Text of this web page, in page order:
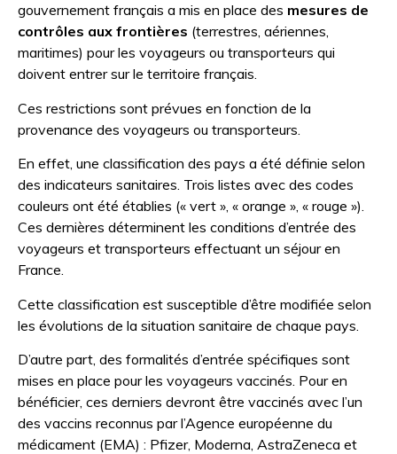
gouvernement français a mis en place des mesures de
contrôles aux frontières (terrestres, aériennes,
maritimes) pour les voyageurs ou transporteurs qui
doivent entrer sur le territoire français.
Ces restrictions sont prévues en fonction de la
provenance des voyageurs ou transporteurs.
En effet, une classification des pays a été définie selon
des indicateurs sanitaires. Trois listes avec des codes
couleurs ont été établies (« vert », « orange », « rouge »).
Ces dernières déterminent les conditions d’entrée des
voyageurs et transporteurs effectuant un séjour en
France.
Cette classification est susceptible d’être modifiée selon
les évolutions de la situation sanitaire de chaque pays.
D’autre part, des formalités d’entrée spécifiques sont
mises en place pour les voyageurs vaccinés. Pour en
bénéficier, ces derniers devront être vaccinés avec l’un
des vaccins reconnus par l’Agence européenne du
médicament (EMA) : Pfizer, Moderna, AstraZeneca et